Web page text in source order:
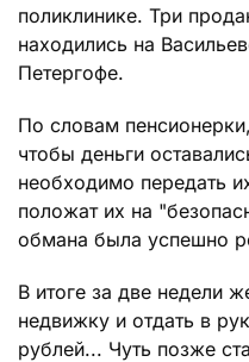
поликлинике. Три
находились на
Петергофе.
По словам
чтобы деньги
необходимо передать
положат их на
обмана была успешно
В итоге за две недели
недвижку и отдать в
рублей... Чуть позже